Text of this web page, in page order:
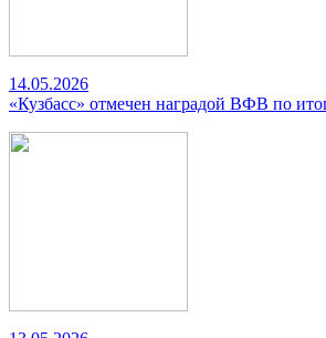
14.05.2026
«Кузбасс» отмечен наградой ВФВ по